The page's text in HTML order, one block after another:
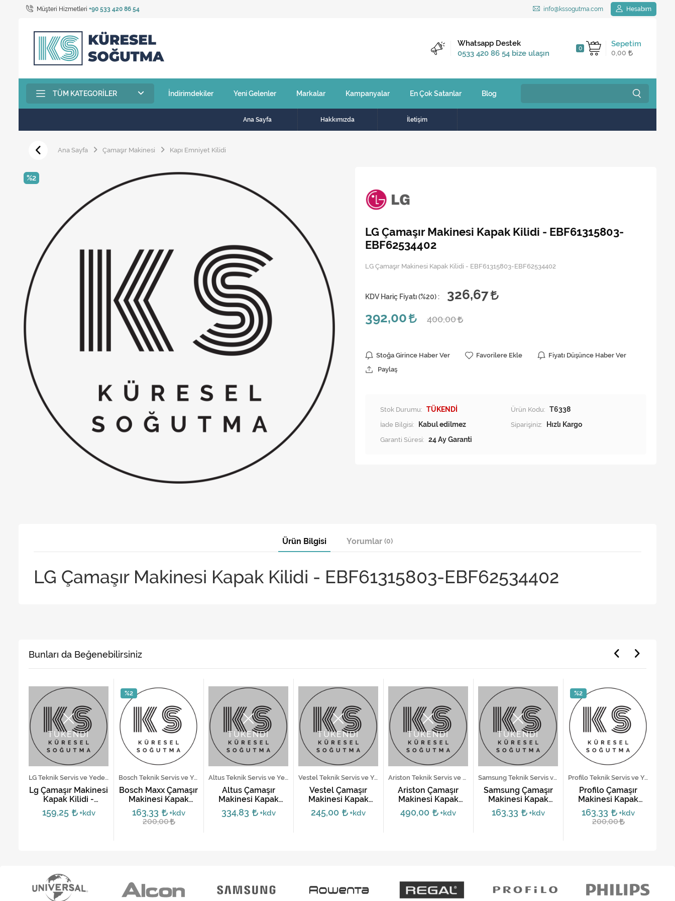
Müşteri Hizmetleri +90 533 420 86 54 info@kssogutma.com Hesabım
Sepetim
0
0,00
Kargo Bedava
2.500 TL ve üzeri
Whatsapp Destek
0533 420 86 54 bize ulaşın
TÜM KATEGORILER İndirimdekiler Yeni Gelenler Markalar Kampanyalar En Çok Satanlar Blog
Ana Sayfa Hakkımızda İletişim
Ana Sayfa Çamaşır Makinesi Kapı Emniyet Kilidi
%2
LG Çamaşır Makinesi Kapak Kilidi - EBF61315803-
EBF62534402
LG Çamaşır Makinesi Kapak Kilidi - EBF61315803-EBF62534402
KDV Hariç Fiyatı (%20) :
326,67
392,00
400,00
Stoğa Girince Haber Ver Favorilere Ekle
Fiyatı Düşünce Haber Ver
Paylaş
Stok Durumu: TÜKENDİ Ürün Kodu: T6338
İade Bilgisi:
Siparişiniz:
Hızlı Kargo
Garanti Süresi: 24 Ay Garanti
Ürün Bilgisi Yorumlar (0)
LG Çamaşır Makinesi Kapak Kilidi - EBF61315803-EBF62534402
Bunları da Beğenebilirsiniz
TÜKENDİ
LG Teknik Servis ve Yedek Parça Hizmetleri
Lg Çamaşır Makinesi
Kapak Kilidi -
6601ER1005A
159,25 +kdv
%2
Bosch Teknik Servis ve Yedek Parça Hizmetleri
Bosch Maxx Çamaşır
Makinesi Kapak
Emniyet Kilidi -
00605003,
00610682, 00610147
163,33 +kdv
200,00
TÜKENDİ
Altus Teknik Servis ve Yedek Parça Hizmetleri
Altus Çamaşır
Makinesi Kapak
Kilidi - 2849660500
334,83 +kdv
TÜKENDİ
Vestel Teknik Servis ve Yedek Parça Hizmetleri
Vestel Çamaşır
Makinesi Kapak
Kilidi - 32018338
245,00 +kdv
TÜKENDİ
Ariston Teknik Servis ve Yedek Parça Hizmetleri
Ariston Çamaşır
Makinesi Kapak
Kilidi
490,00 +kdv
TÜKENDİ
Samsung Teknik Servis ve Yedek Parça Hizmetleri
Samsung Çamaşır
Makinesi Kapak
Kilidi DC64-01538A
163,33 +kdv
%2
Profilo Teknik Servis ve Yedek Parça Hizmetleri
Profilo Çamaşır
Makinesi Kapak
Emniyet Kilidi -
00605003,
00610682, 00610147
163,33 +kdv
200,00